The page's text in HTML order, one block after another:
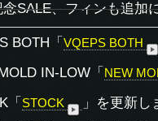
SALE、フィンも追加
BOTH「 VQEPS BOTH
IN-LOW「 NEW
「 STOCK
」を更新